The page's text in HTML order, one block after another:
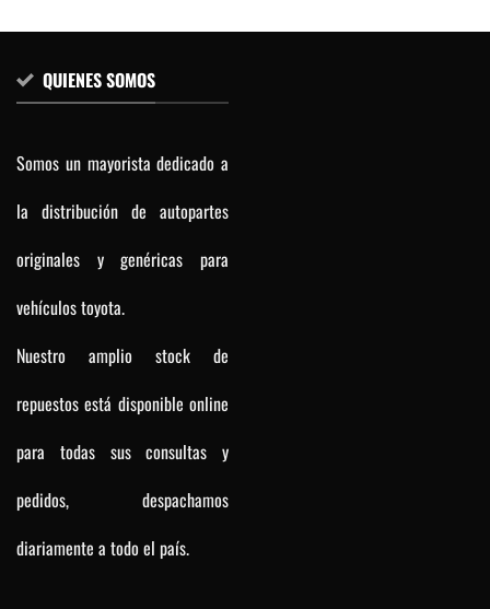
QUIENES SOMOS
Somos un mayorista dedicado a
la distribución de autopartes
originales y genéricas para
vehículos toyota.
Nuestro amplio stock de
repuestos está disponible online
para todas sus consultas y
pedidos, despachamos
diariamente a todo el país.